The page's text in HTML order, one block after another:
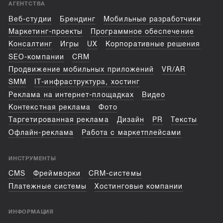
АГЕНТСТВА
Веб-студии Брендинг
Мобильные разработчики
Маркетинг-проекты
Программное обеспечение
Консалтинг
Игры UX
Корпоративные решения
SEO-компании
CRM
Продвижение мобильных приложений
VR/AR
SMM
IT-инфраструктура, хостинг
Реклама на интернет-площадках
Видео
Контекстная реклама
Фото
Таргетированная реклама
Дизайн PR
Тексты
Офлайн-реклама
Работа с маркетплейсами
ИНСТРУМЕНТЫ
CMS Фреймворки
CRM-системы
Платежные системы
Хостинговые компании
ИНФОРМАЦИЯ